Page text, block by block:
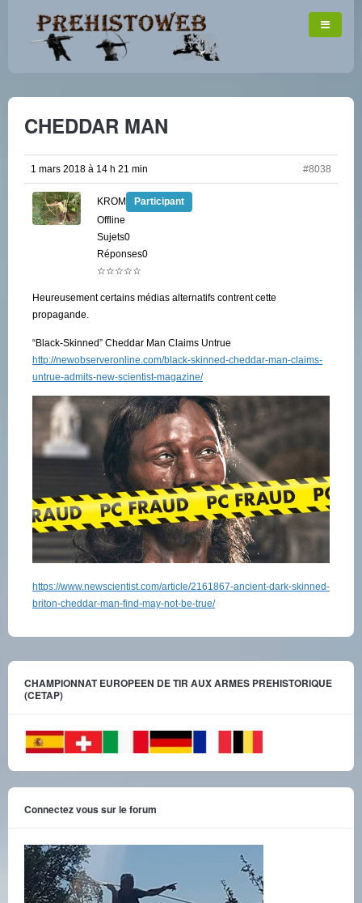
CHEDDAR MAN
1 mars 2018 à 14 h 21 min #8038
KROM
Participant
Offline
Sujets0
Réponses0
☆☆☆☆☆
Heureusement certains médias alternatifs contrent cette
propagande.
“Black-Skinned” Cheddar Man Claims Untrue
http://newobserveronline.com/black-skinned-cheddar-man-claims-
untrue-admits-new-scientist-magazine/
https://www.newscientist.com/article/2161867-ancient-dark-skinned-
briton-cheddar-man-find-may-not-be-true/
CHAMPIONNAT EUROPEEN DE TIR AUX ARMES PREHISTORIQUE
(CETAP)
Connectez vous sur le forum